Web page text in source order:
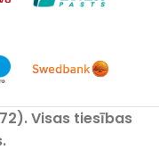
Visas tiesības